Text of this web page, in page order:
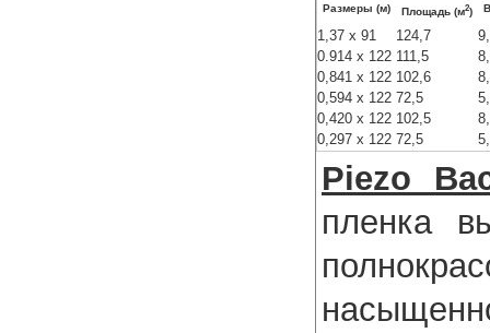
Размеры (м) Площадь (м2)
1,37 x 91 124,7
0.914 x 122 111,5
0,841 x 122 102,6
0,594 x 122 72,5
0,420 x 122 102,5
0,297 x 122 72,5
Piezo
пленка